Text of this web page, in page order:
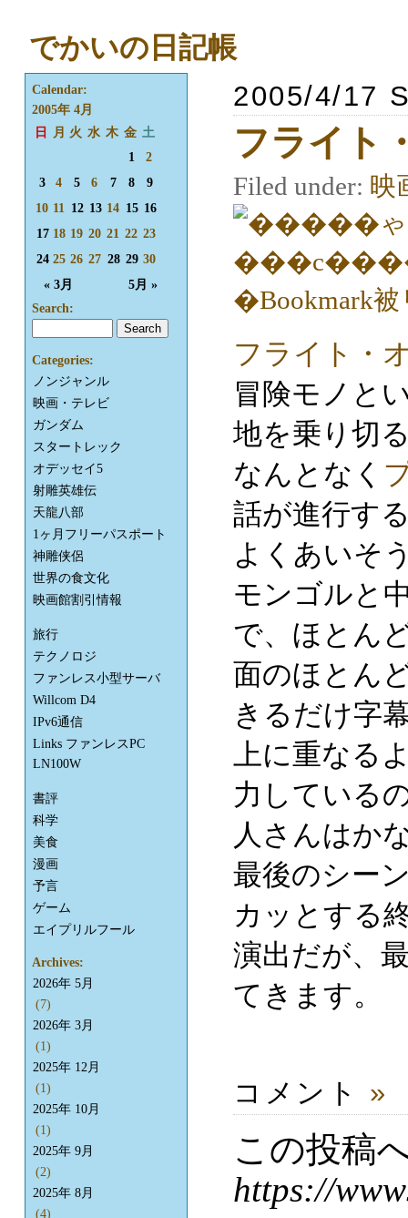
でかいの日記帳
2005/4/17
フライト
Filed under: 映
フライト・
冒険モノと
地を乗り切
なんとなく
話が進行す
よくあいそ
モンゴルと
で、ほとん
面のほとん
きるだけ字
上に重なる
力している
人さんはか
最後のシー
カッとする
演出だが、
てきます。
コメント »
この投稿
https://
Calendar:
2005年 4月
日
月 火 水 木 金 土
« 3月 5月 »
1
2
3
4 5 6 7 8
9
10 11 12 13 14 15 16
17 18 19 20 21 22 23
24 25 26 27 28 29 30
Search:
Categories:
ノンジャンル
映画・テレビ
ガンダム
スタートレック
オデッセイ5
射雕英雄伝
天龍八部
1ヶ月フリーパスポート
神雕侠侶
世界の食文化
映画館割引情報
旅行
テクノロジ
ファンレス小型サーバ
Willcom D4
IPv6通信
Links ファンレスPC
LN100W
書評
科学
美食
漫画
予言
ゲーム
エイプリルフール
Archives:
2026年 5月
(7)
2026年 3月
(1)
2025年 12月
(1)
2025年 10月
(1)
2025年 9月
(2)
2025年 8月
(4)